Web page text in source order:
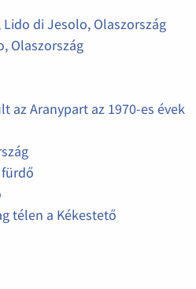
di Jesolo, Olaszország
Olaszország
az Aranypart az 1970-es évek
télen a Kékestető